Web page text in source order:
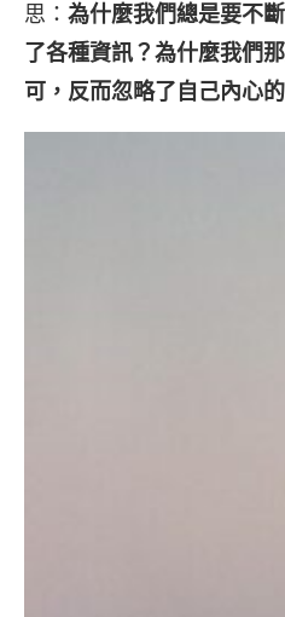
思： 為什麼我們總是要不
了各種資訊？為什麼我們
可，反而忽略了自己內心